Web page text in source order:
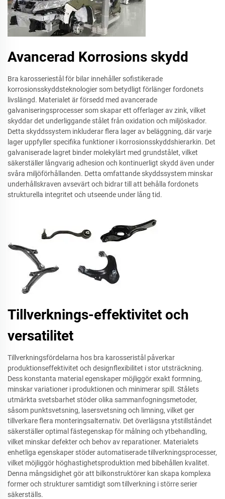
Avancerad Korrosions skydd
Bra karosseriestål för bilar innehåller sofistikerade
korrosionsskyddsteknologier som betydligt förlänger fordonets
livslängd. Materialet är försedd med avancerade
galvaniseringsprocesser som skapar ett offerlager av zink, vilket
skyddar det underliggande stålet från oxidation och miljöskador.
Detta skyddssystem inkluderar flera lager av beläggning, där varje
lager uppfyller specifika funktioner i korrosionsskyddshierarkin. Det
galvaniserade lagret binder molekylärt med grundstålet, vilket
säkerställer långvarig adhesion och kontinuerligt skydd även under
svåra miljöförhållanden. Detta omfattande skyddssystem minskar
underhållskraven avsevärt och bidrar till att behålla fordonets
strukturella integritet och utseende under lång tid.
Tillverknings-effektivitet och
versatilitet
Tillverkningsfördelarna hos bra karosseristål påverkar
produktionseffektivitet och designflexibilitet i stor utsträckning.
Dess konstanta material egenskaper möjliggör exakt formning,
minskar variationer i produktionen och minimerar spill. Stålets
utmärkta svetsbarhet stöder olika sammanfogningsmetoder,
såsom punktsvetsning, lasersvetsning och limning, vilket ger
tillverkare flera monteringsalternativ. Det överlägsna ytstillståndet
säkerställer optimal fästegenskap för målning och ytbehandling,
vilket minskar defekter och behov av reparationer. Materialets
enhetliga egenskaper stöder automatiserade tillverkningsprocesser,
vilket möjliggör höghastighetsproduktion med bibehållen kvalitet.
Denna mångsidighet gör att bilkonstruktörer kan skapa komplexa
former och strukturer samtidigt som tillverkning i större serier
säkerställs.